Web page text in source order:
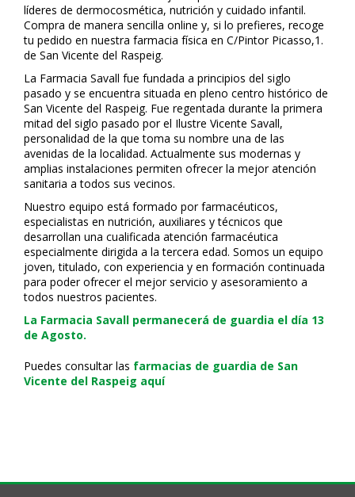
líderes de dermocosmética, nutrición y cuidado infantil.
Compra de manera sencilla online y, si lo prefieres, recoge
tu pedido en nuestra farmacia física en C/Pintor Picasso,1.
de San Vicente del Raspeig.
La Farmacia Savall fue fundada a principios del siglo
pasado y se encuentra situada en pleno centro histórico de
San Vicente del Raspeig. Fue regentada durante la primera
mitad del siglo pasado por el Ilustre Vicente Savall,
personalidad de la que toma su nombre una de las
avenidas de la localidad. Actualmente sus modernas y
amplias instalaciones permiten ofrecer la mejor atención
sanitaria a todos sus vecinos.
Nuestro equipo está formado por farmacéuticos,
especialistas en nutrición, auxiliares y técnicos que
desarrollan una cualificada atención farmacéutica
especialmente dirigida a la tercera edad. Somos un equipo
joven, titulado, con experiencia y en formación continuada
para poder ofrecer el mejor servicio y asesoramiento a
todos nuestros pacientes.
La Farmacia Savall permanecerá de guardia el día 13
de Agosto.
Puedes consultar las farmacias de guardia de San
Vicente del Raspeig aquí